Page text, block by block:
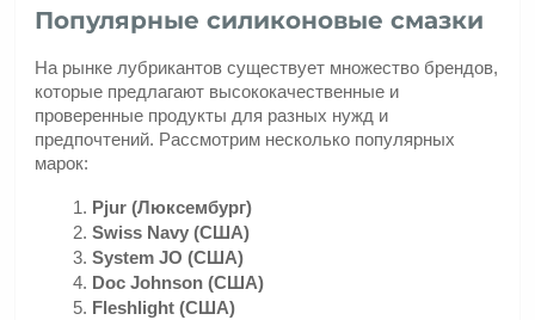
Популярные силиконовые смазки
На рынке лубрикантов существует множество брендов,
которые предлагают высококачественные и
проверенные продукты для разных нужд и
предпочтений. Рассмотрим несколько популярных
марок:
Pjur (Люксембург)
Swiss Navy (США)
System JO (США)
Doc Johnson (США)
Fleshlight (США)